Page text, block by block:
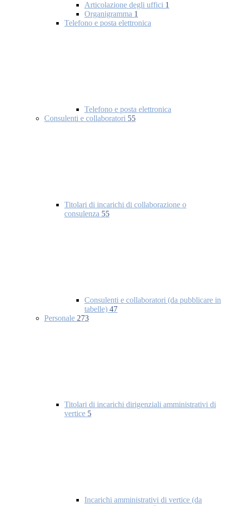
Articolazione degli uffici 1
Organigramma 1
Telefono e posta elettronica
Telefono e posta elettronica
Consulenti e collaboratori 55
Titolari di incarichi di collaborazione o
consulenza 55
Consulenti e collaboratori (da pubblicare in
tabelle) 47
Personale 273
Titolari di incarichi dirigenziali amministrativi di
vertice 5
Incarichi amministrativi di vertice (da